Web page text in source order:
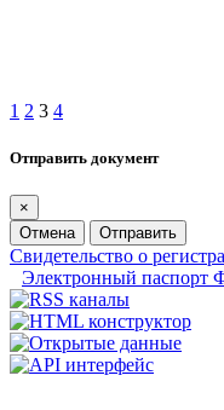
1 2 3 4
Отправить документ
×
Отмена
Отправить
Свидетельство о
Электронный